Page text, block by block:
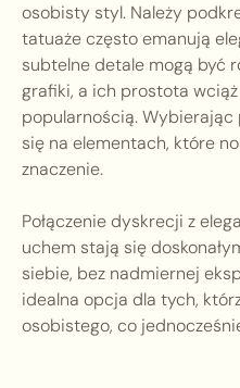
osobisty styl. Należy
tatuaże często emanują
subtelne detale mogą być
grafiki, a ich prostota
popularnością. Wybierając
się na elementach, które
znaczenie.
Połączenie dyskrecji z
uchem stają się
siebie, bez nadmiernej
idealna opcja dla tych,
osobistego, co